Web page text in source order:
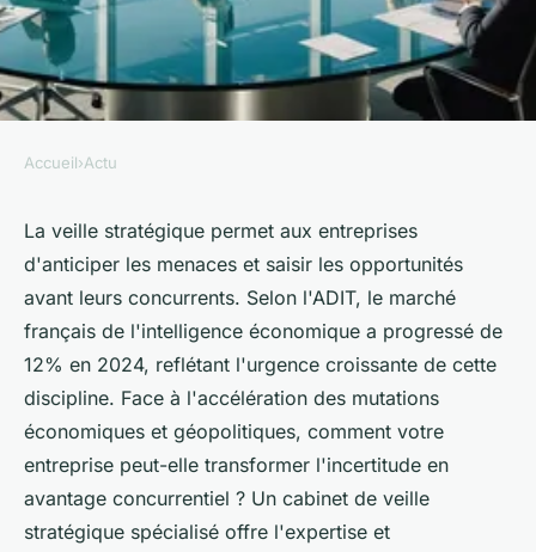
Les clés du succès avec un
cabinet de veille stratégique
Iris•16 février 2026•8 min de lecture
Accueil›Actu
La veille stratégique permet aux entreprises
d'anticiper les menaces et saisir les opportunités
avant leurs concurrents. Selon l'ADIT, le marché
français de l'intelligence économique a progressé de
12% en 2024, reflétant l'urgence croissante de cette
discipline. Face à l'accélération des mutations
économiques et géopolitiques, comment votre
entreprise peut-elle transformer l'incertitude en
avantage concurrentiel ? Un cabinet de veille
stratégique spécialisé offre l'expertise et